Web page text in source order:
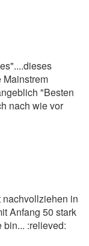
Mainstrem
"Besten
nach wie vor
in
Anfang 50 stark
bin... :relieved: